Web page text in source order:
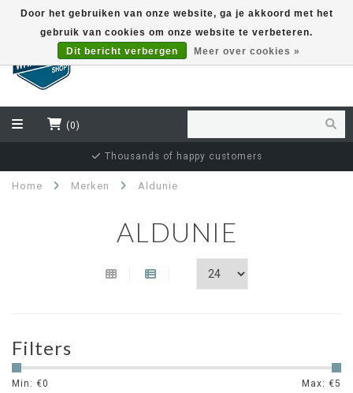
(0)
Thousands of happy customers
Home Merken Aldunie
ALDUNIE
Filters
Min: €0 Max: €5
Door het gebruiken van onze website, ga je akkoord met het
gebruik van cookies om onze website te verbeteren.
Dit bericht verbergen
Meer over cookies »